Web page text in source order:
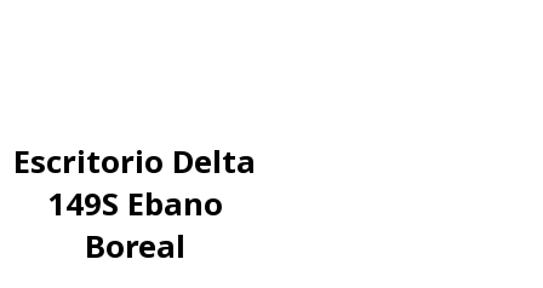
Escritorio Delta
149S Ebano
Boreal